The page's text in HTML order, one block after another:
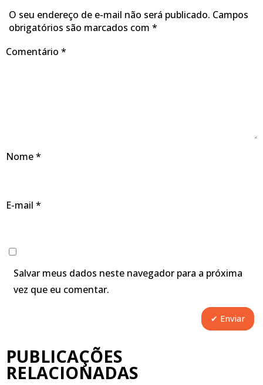
O seu endereço de e-mail não será publicado. Campos
obrigatórios são marcados com *
Comentário *
Nome*
E-mail *
Salvar meus dados neste navegador para a próxima
vez que eu comentar.
PUBLICAÇÕES
RELACIONADAS